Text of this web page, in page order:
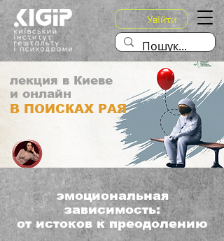
Увійти
лекция в Киеве
и онлайн
В ПОИСКАХ РАЯ
эмоциональная
зависимость:
от истоков к преодолению